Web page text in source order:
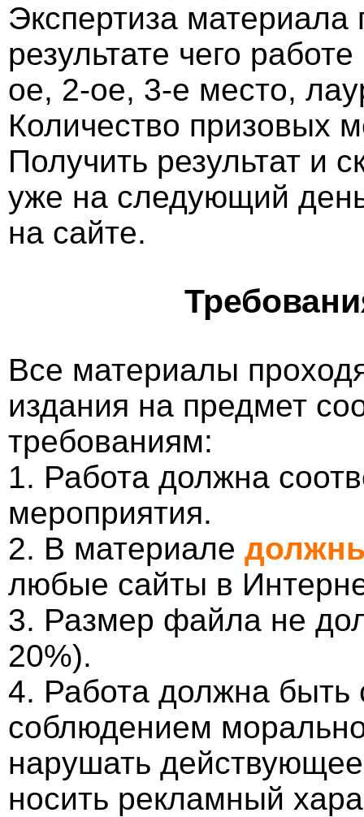
Экспертиза
результате чего
ое, 2-ое, 3-е место,
Количество призовых
Получить результат и
уже на следующий
на сайте.
Все материалы
издания на предмет
требованиям:
1. Работа должна
мероприятия.
2. В материале
любые сайты в
3. Размер файла не
20%).
4. Работа должна
соблюдением
нарушать
носить рекламный